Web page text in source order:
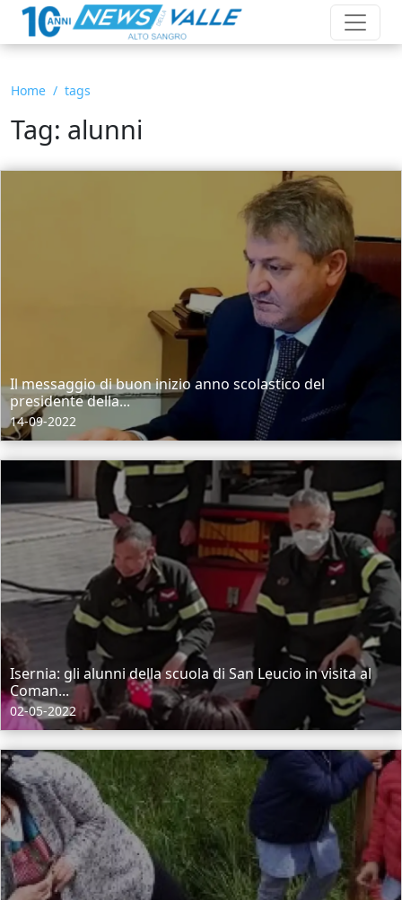
Home tags
Tag: alunni
Il messaggio di buon inizio anno scolastico del
presidente della...
14-09-2022
Isernia: gli alunni della scuola di San Leucio in visita al
Coman...
02-05-2022